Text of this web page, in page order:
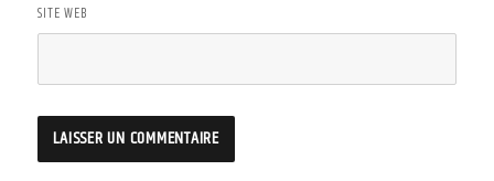
SITE WEB